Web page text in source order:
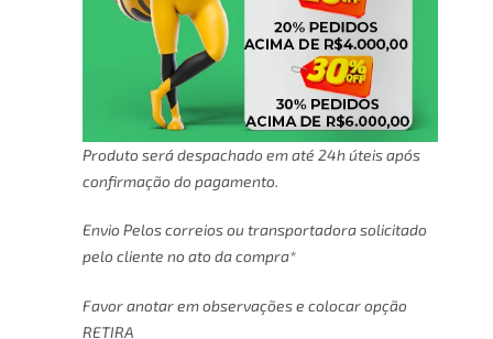
Produto será despachado em até 24h úteis após
confirmação do pagamento.
Envio Pelos correios ou transportadora solicitado
pelo cliente no ato da compra*
Favor anotar em observações e colocar opção
RETIRA